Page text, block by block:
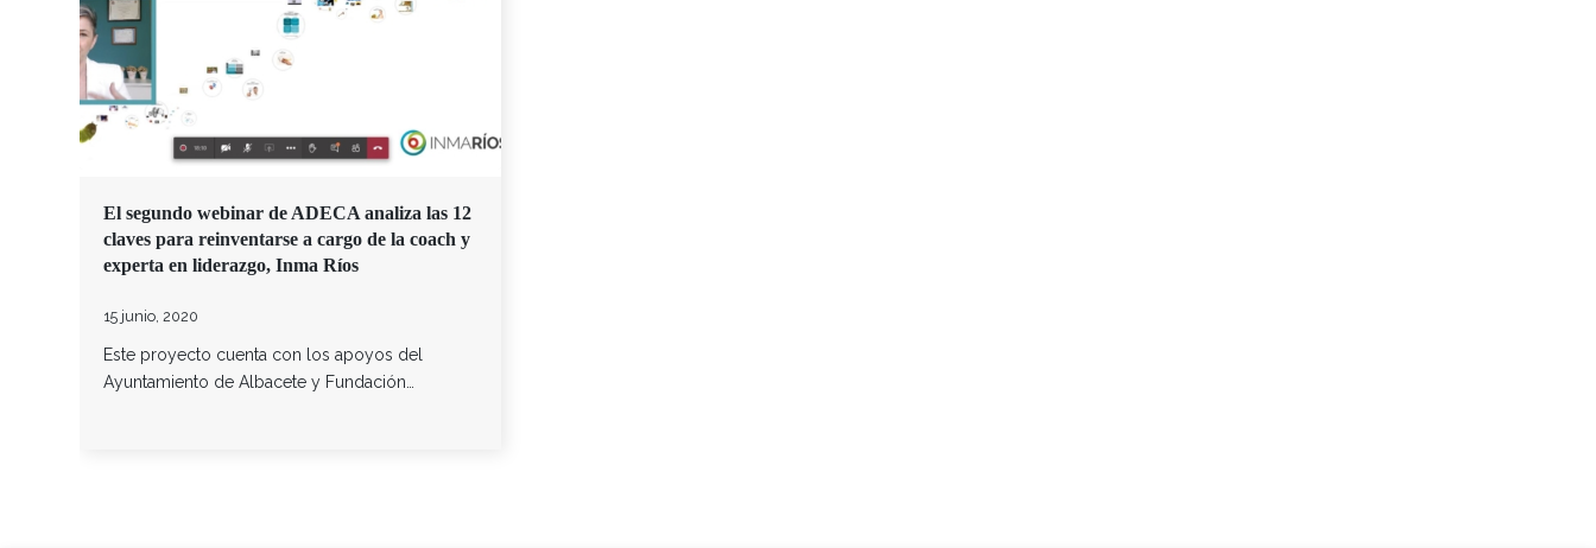
El segundo webinar de ADECA analiza las 12
claves para reinventarse a cargo de la coach y
experta en liderazgo, Inma Ríos
15 junio, 2020
Este proyecto cuenta con los apoyos del
Ayuntamiento de Albacete y Fundación…